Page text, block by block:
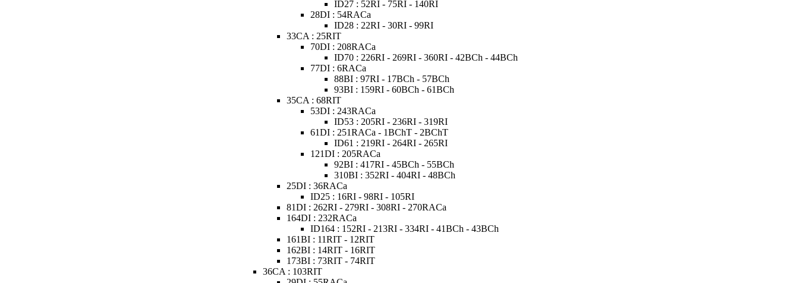
ID27 : 52RI - 75RI - 140RI
28DI : 54RACa
ID28 : 22RI - 30RI - 99RI
33CA : 25RIT
70DI : 208RACa
ID70 : 226RI - 269RI - 360RI - 42BCh - 44BCh
77DI : 6RACa
88BI : 97RI - 17BCh - 57BCh
93BI : 159RI - 60BCh - 61BCh
35CA : 68RIT
53DI : 243RACa
ID53 : 205RI - 236RI - 319RI
61DI : 251RACa - 1BChT - 2BChT
ID61 : 219RI - 264RI - 265RI
121DI : 205RACa
92BI : 417RI - 45BCh - 55BCh
310BI : 352RI - 404RI - 48BCh
25DI : 36RACa
ID25 : 16RI - 98RI - 105RI
81DI : 262RI - 279RI - 308RI - 270RACa
164DI : 232RACa
ID164 : 152RI - 213RI - 334RI - 41BCh - 43BCh
161BI : 11RIT - 12RIT
162BI : 14RIT - 16RIT
173BI : 73RIT - 74RIT
36CA : 103RIT